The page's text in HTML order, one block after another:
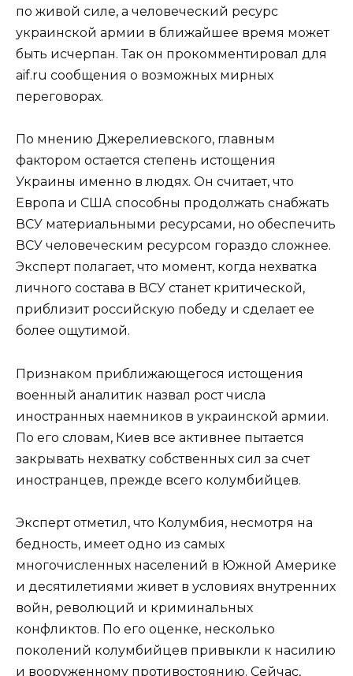
по живой силе, а человеческий ресурс
украинской армии в ближайшее время может
быть исчерпан. Так он прокомментировал для
aif.ru сообщения о возможных мирных
переговорах.
По мнению Джерелиевского, главным
фактором остается степень истощения
Украины именно в людях. Он считает, что
Европа и США способны продолжать снабжать
ВСУ материальными ресурсами, но обеспечить
ВСУ человеческим ресурсом гораздо сложнее.
Эксперт полагает, что момент, когда нехватка
личного состава в ВСУ станет критической,
приблизит российскую победу и сделает ее
более ощутимой.
Признаком приближающегося истощения
военный аналитик назвал рост числа
иностранных наемников в украинской армии.
По его словам, Киев все активнее пытается
закрывать нехватку собственных сил за счет
иностранцев, прежде всего колумбийцев.
Эксперт отметил, что Колумбия, несмотря на
бедность, имеет одно из самых
многочисленных населений в Южной Америке
и десятилетиями живет в условиях внутренних
войн, революций и криминальных
конфликтов. По его оценке, несколько
поколений колумбийцев привыкли к насилию
и вооруженному противостоянию. Сейчас,